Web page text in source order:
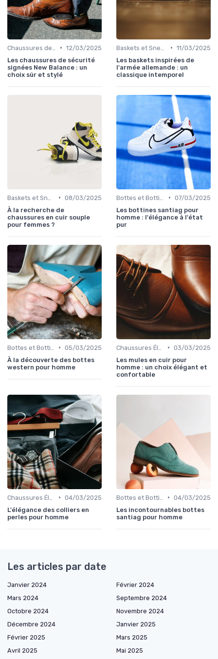
• 12/03/2025
Les chaussures de sécurité
signées New Balance : un
choix sûr et stylé
• 11/03/2025
Les baskets inspirées de
l'armée allemande : un
classique intemporel
• 08/03/2025
À la recherche de
chaussures en cuir souple
pour femmes ?
• 07/03/2025
Les bottines santiag pour
homme : l'élégance à l'état
pur
• 05/03/2025
À la découverte des bottes
western pour homme
• 03/03/2025
Les mules en cuir pour
homme : un choix élégant et
confortable
• 04/03/2025
L'élégance des colliers en
perles pour homme
• 04/03/2025
Les incontournables bottes
santiag pour homme
Les articles par date
Janvier 2024
Février 2024
Mars 2024
Septembre 2024
Octobre 2024
Novembre 2024
Décembre 2024
Janvier 2025
Février 2025
Mars 2025
Avril 2025
Mai 2025